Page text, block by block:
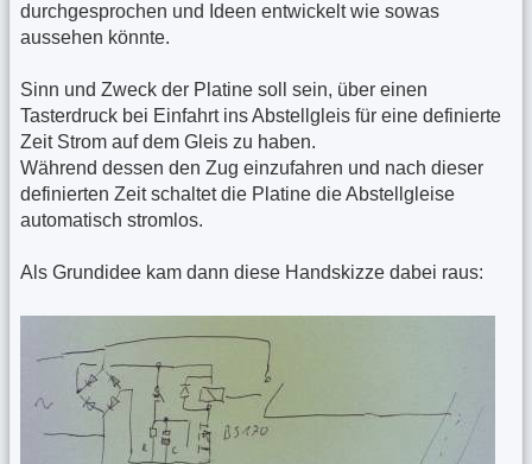
durchgesprochen und Ideen entwickelt wie sowas
aussehen könnte.
Sinn und Zweck der Platine soll sein, über einen
Tasterdruck bei Einfahrt ins Abstellgleis für eine definierte
Zeit Strom auf dem Gleis zu haben.
Während dessen den Zug einzufahren und nach dieser
definierten Zeit schaltet die Platine die Abstellgleise
automatisch stromlos.
Als Grundidee kam dann diese Handskizze dabei raus: